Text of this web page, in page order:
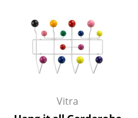
Esszimmer
Schlafzimmer
Kinderzimmer
Diele
Vitra